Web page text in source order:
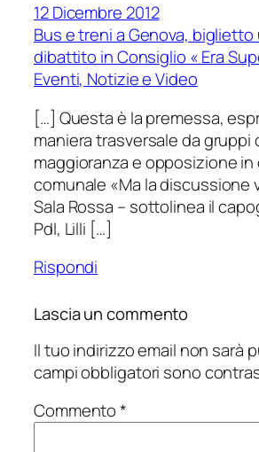
12 Dicembre 2012
Bus e treni a Genova, biglietto
dibattito in Consiglio « Era
Eventi, Notizie e Video
[…] Questa è la premessa,
maniera trasversale da gruppi
maggioranza e opposizione
comunale «Ma la discussione
Sala Rossa – sottolinea il
Pdl, Lilli […]
Rispondi
Lascia un commento
Il tuo indirizzo email non sarà
campi obbligatori sono
Commento*